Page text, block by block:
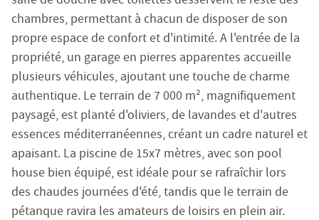
chambres, permettant à chacun de disposer de son
propre espace de confort et d'intimité. A l'entrée de la
propriété, un garage en pierres apparentes accueille
plusieurs véhicules, ajoutant une touche de charme
authentique. Le terrain de 7 000 m², magnifiquement
paysagé, est planté d'oliviers, de lavandes et d'autres
essences méditerranéennes, créant un cadre naturel et
apaisant. La piscine de 15x7 mètres, avec son pool
house bien équipé, est idéale pour se rafraîchir lors
des chaudes journées d'été, tandis que le terrain de
pétanque ravira les amateurs de loisirs en plein air.
8 boulevard Mirabeau - 13210 Saint-Rémy de Provence.
Société à responsabilité limitée au capital de 3 000 €
RCS Tarascon : 483 630 372
Siret : 483 630 372 00033 - Code APE : 6831Z
Numéro individuel d'assujettissement à la TVA : FR 48
Réglementation :
Loi n° 70-9 du 2 janvier 1970 – Décret n° 2005-1315
SARL EMILE GARCIN PROVENCE, titulaire de la carte
Adhérent au Syndicat National des Professionnels
Garantie financière auprès de Q.B.E Europe SA/NV -